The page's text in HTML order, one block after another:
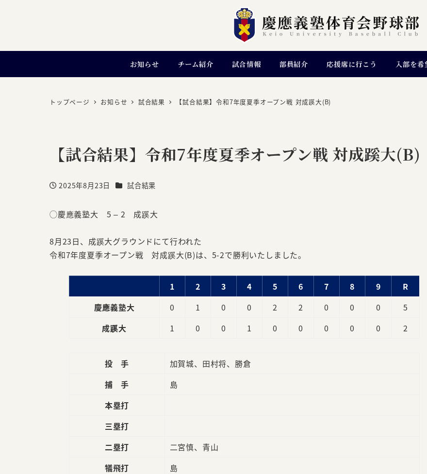
お知らせ チーム紹介 試合情報 部員紹介 応援席に行こう 入部を
トップページ お知らせ 試合結果 【試合結果】令和7年度夏季オープン戦 対成蹊大(B)
【試合結果】令和7年度夏季オープン戦 対成蹊大(B)
投稿日
2025年8月23日 カテゴリー
試合結果
◯慶應義塾大 5 – 2 成蹊大
8月23日、成蹊大グラウンドにて行われた
令和7年度夏季オープン戦 対成蹊大(B)は、5-2で勝利いたしました。
1 2 3 4 5 6 7 8 9
R
慶應義塾大
0 1 0 0 2 2 0 0 0
5
成蹊大
1 0 0 1 0 0 0 0 0 2
投 手
加賀城、田村将、勝倉
捕 手
島
本塁打
三塁打
二塁打
二宮慎、青山
犠飛打
島